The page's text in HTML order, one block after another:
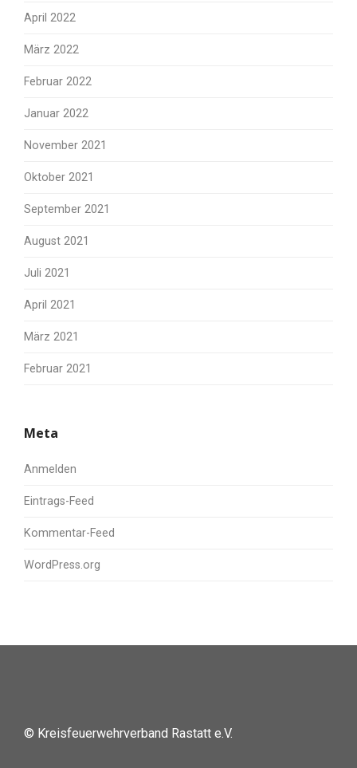
April 2022
März 2022
Februar 2022
Januar 2022
November 2021
Oktober 2021
September 2021
August 2021
Juli 2021
April 2021
März 2021
Februar 2021
Meta
Anmelden
Eintrags-Feed
Kommentar-Feed
WordPress.org
© Kreisfeuerwehrverband Rastatt e.V.